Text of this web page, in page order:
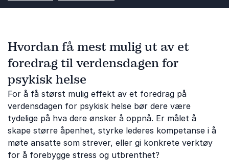
Hvordan få mest mulig ut av et
foredrag til verdensdagen for
psykisk helse
For å få størst mulig effekt av et foredrag på
verdensdagen for psykisk helse bør dere være
tydelige på hva dere ønsker å oppnå. Er målet å
skape større åpenhet, styrke lederes kompetanse i å
møte ansatte som strever, eller gi konkrete verktøy
for å forebygge stress og utbrenthet?